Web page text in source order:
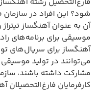
شود؟ این افراد در
آن به عنوان آهنگساز
موسیقی برای برنامه‌های
آهنگساز برای سریال‌های
می‌توانند در تولید موسیقی
مشارکت داشته باشند،
کارفرمایان